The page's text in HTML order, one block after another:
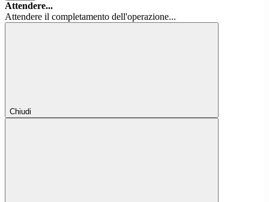
Attendere...
Attendere il completamento dell'operazione...
Chiudi